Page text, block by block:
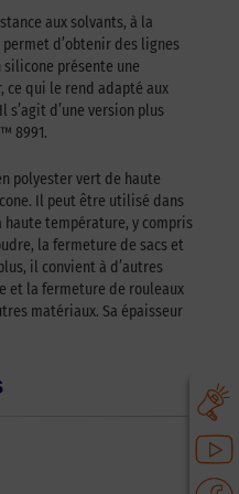
aux solvants, à la
permet d’obtenir des lignes
silicone présente une
ce qui le rend adapté aux
d’une version plus
8991.
polyester vert de haute
Il peut être utilisé dans
haute température, y compris
la fermeture de sacs et
il convient à d’autres
et la fermeture de rouleaux
matériaux. Sa épaisseur